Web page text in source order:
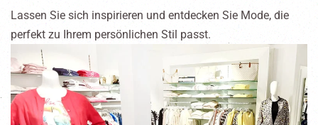
Lassen Sie sich inspirieren und entdecken Sie Mode, die
perfekt zu Ihrem persönlichen Stil passt.